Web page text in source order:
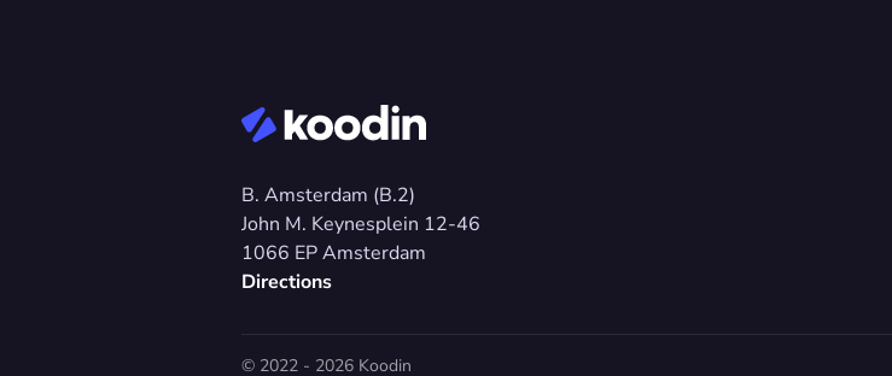
B. Amsterdam (B.2)
John M. Keynesplein 12-46
1066 EP Amsterdam
Directions
© 2022 - 2026 Koodin